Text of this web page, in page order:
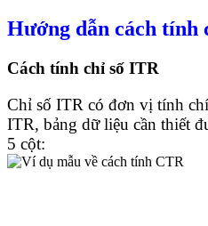
Hướng dẫn cách tính
Cách tính chỉ số ITR
Chỉ số ITR có đơn vị tính
ITR, bảng dữ liệu cần thiết
5 cột: